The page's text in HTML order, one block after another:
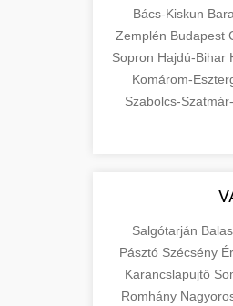
Bács-Kiskun
Zemplén Budapest
Sopron Hajdú-Bihar
Komárom-
Szabolcs-
Salgótarján
Pásztó Szécsény
Karancslapujtő
Romhány